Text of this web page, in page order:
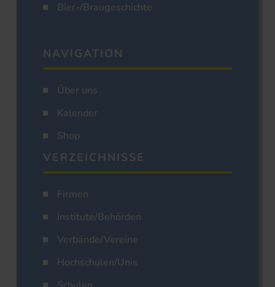
Bier-/Braugeschichte
NAVIGATION
Über uns
Kalender
Shop
VERZEICHNISSE
Firmen
Institute/Behörden
Verbände/Vereine
Hochschulen/Unis